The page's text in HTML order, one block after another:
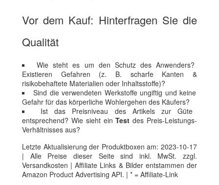
Vor dem Kauf: Hinterfragen Sie die
Qualität
Wie steht es um den Schutz des Anwenders?
Existieren Gefahren (z. B. scharfe Kanten &
risikobehaftete Materialien oder Inhaltsstoffe)?
Sind die verwendeten Werkstoffe ungiftig und keine
Gefahr für das körperliche Wohlergehen des Käufers?
Ist das Preisniveau des Artikels zur Güte
entsprechend? Wie sieht einTest des Preis-Leistungs-
Verhältnisses aus?
Letzte Aktualisierung der Produktboxen am: 2023-10-17
| Alle Preise dieser Seite sind inkl. MwSt. zzgl.
Versandkosten | Affiliate Links & Bilder entstammen der
Amazon Product Advertising API. | * = Affiliate-Link